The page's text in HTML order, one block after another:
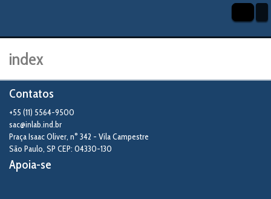
index
Contatos
+55 (11) 5564-9500
sac@inlab.ind.br
Praça Isaac Oliver, n° 342 - Vila Campestre
São Paulo SP CEP: 04330-130
Apoia-se